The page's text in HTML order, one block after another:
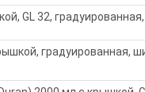
GL 32,
градуированная,